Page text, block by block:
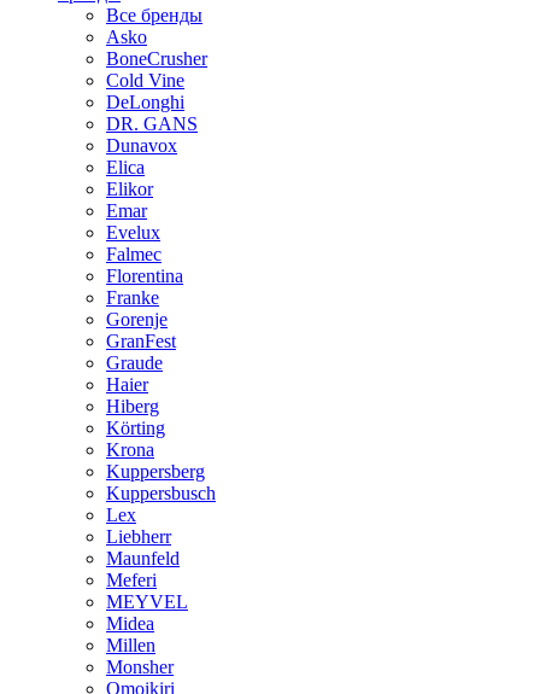
Все бренды
Asko
BoneCrusher
Cold Vine
DeLonghi
DR. GANS
Dunavox
Elica
Elikor
Emar
Evelux
Falmec
Florentina
Franke
Gorenje
GranFest
Graude
Haier
Hiberg
Körting
Krona
Kuppersberg
Kuppersbusch
Lex
Liebherr
Maunfeld
Meferi
MEYVEL
Midea
Millen
Monsher
Omoikiri